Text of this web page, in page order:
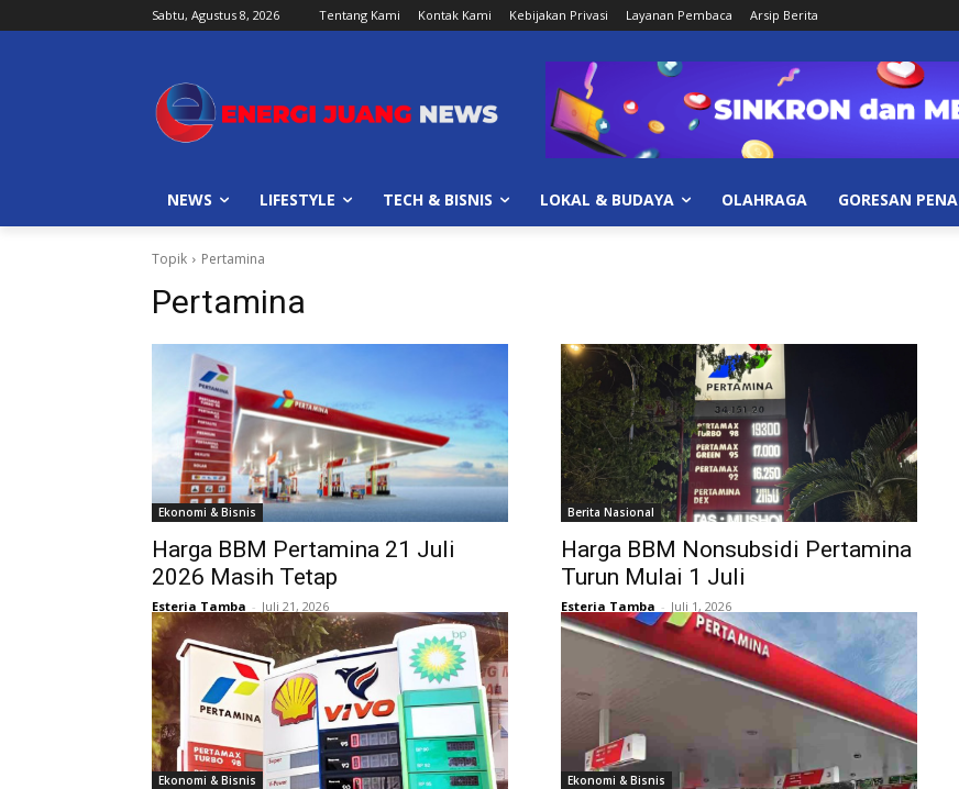
Sabtu, Agustus 8, 2026 Tentang Kami Kontak Kami Kebijakan Privasi Layanan Pembaca Arsip Berita
NEWS LIFESTYLE TECH & BISNIS LOKAL & BUDAYA OLAHRAGA GORESAN PENA
Topik Pertamina
Pertamina
Ekonomi & Bisnis
Harga BBM Pertamina 21 Juli
2026 Masih Tetap
Esteria Tamba - Juli 21, 2026
Berita Nasional
Harga BBM Nonsubsidi Pertamina
Turun Mulai 1 Juli
Esteria Tamba - Juli 1, 2026
Ekonomi & Bisnis Ekonomi & Bisnis